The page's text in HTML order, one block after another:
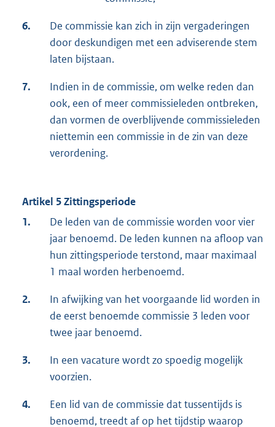
6.
De commissie kan zich in zijn vergaderingen
door deskundigen met een adviserende stem
laten bijstaan.
7.
Indien in de commissie, om welke reden dan
ook, een of meer commissieleden ontbreken,
dan vormen de overblijvende commissieleden
niettemin een commissie in de zin van deze
verordening.
Artikel 5 Zittingsperiode
1.
De leden van de commissie worden voor vier
jaar benoemd. De leden kunnen na afloop van
hun zittingsperiode terstond, maar maximaal
1 maal worden herbenoemd.
2.
In afwijking van het voorgaande lid worden in
de eerst benoemde commissie 3 leden voor
twee jaar benoemd.
3.
In een vacature wordt zo spoedig mogelijk
voorzien.
4.
Een lid van de commissie dat tussentijds is
benoemd, treedt af op het tijdstip waarop